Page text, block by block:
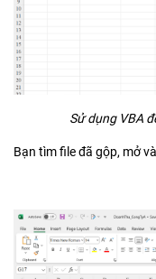
Sử dụng VBA
Bạn tìm file đã gộp, mở